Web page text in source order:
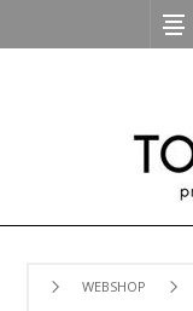
WEBSHOP